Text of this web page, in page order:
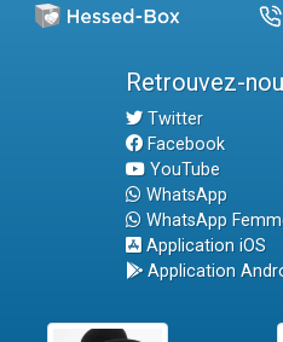
Retrouvez-
Twitter
Facebook
YouTube
WhatsApp
WhatsApp
Application iOS
Application